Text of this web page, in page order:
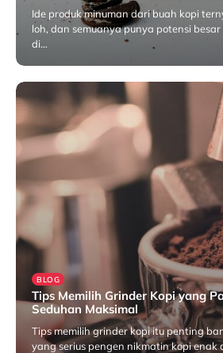
Ide produk minuman dari buah kopi
loh, dan semuanya punya potensi
di…
Juni 19, 2025
BLOG
Tips Memilih Grinder Kopi yang
Seduhan Maksimal
Tips memilih grinder kopi itu penting
yang serius pengen nikmatin kopi enak